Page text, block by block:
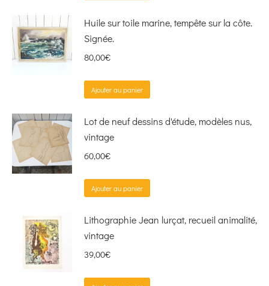
Huile sur toile marine, tempête sur la côte.
Signée.
80,00€
Ajouter au panier
Lot de neuf dessins d'étude, modèles nus,
vintage
60,00€
Ajouter au panier
Lithographie Jean lurçat, recueil animalité,
vintage
39,00€